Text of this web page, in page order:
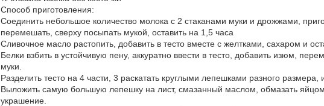
Способ приготовления:
Соединить небольшое количество молока с 2 стаканами муки и дрожжами,
перемешать, сверху посыпать мукой, оставить на 1,5 часа
Сливочное масло растопить, добавить в тесто вместе с желтками, сахаром и
Белки взбить в устойчивую пену, аккуратно ввести в тесто, добавить изюм,
муки.
Разделить тесто на 4 части, 3 раскатать круглыми лепешками разного
Выложить самую большую лепешку на лист, смазанный маслом, обмазать
украшение.